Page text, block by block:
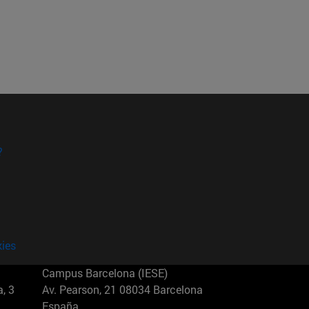
3
Campus Barcelona (IESE)
Av. Pearson, 21 08034 Barcelona
España